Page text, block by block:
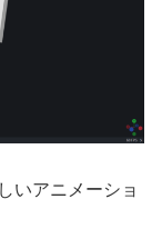
いアニメーショ